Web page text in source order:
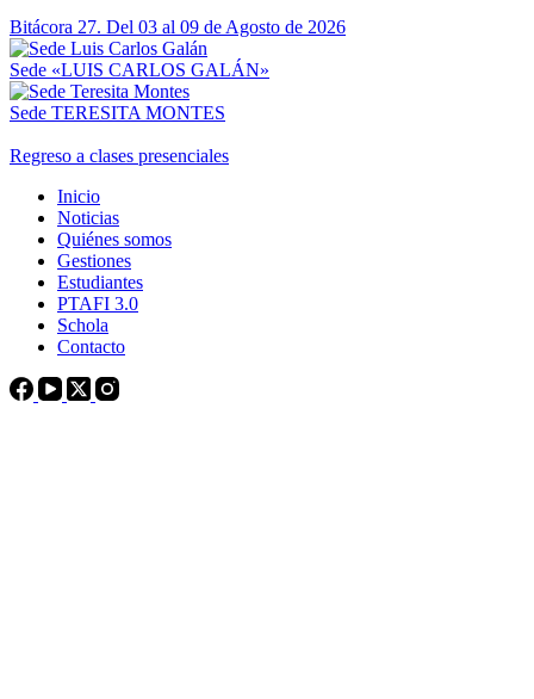
Bitácora 27. Del 03 al 09 de Agosto de 2026
Sede «LUIS CARLOS GALÁN»
Sede TERESITA MONTES
Regreso a clases presenciales
Inicio
Noticias
Quiénes somos
Gestiones
Estudiantes
PTAFI 3.0
Schola
Contacto